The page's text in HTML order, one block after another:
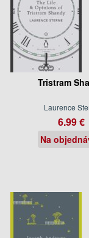
Tristram
Laurence
6.99 €
Na